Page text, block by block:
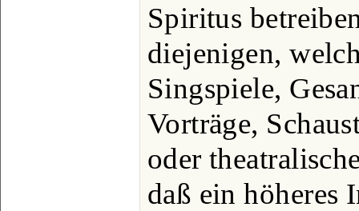
Spiritus
diejenigen,
Singspiele,
Vorträge,
oder
daß ein höheres